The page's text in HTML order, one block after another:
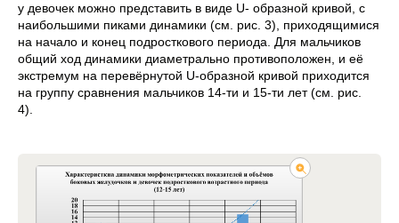
у девочек можно представить в виде U- образной кривой, с
наибольшими пиками динамики (см. рис. 3), приходящимися
на начало и конец подросткового периода. Для мальчиков
общий ход динамики диаметрально противоположен, и её
экстремум на перевёрнутой U-образной кривой приходится
на группу сравнения мальчиков 14-ти и 15-ти лет (см. рис.
4).